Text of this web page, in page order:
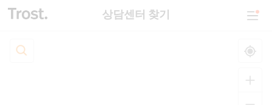
상담센터 찾기